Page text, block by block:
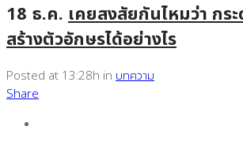
18 ธ.ค. เคยสงสัยกันไหมว่า กร
สร้างตัวอักษรได้อย่างไร
Posted at 13:28h in บทความ
Share